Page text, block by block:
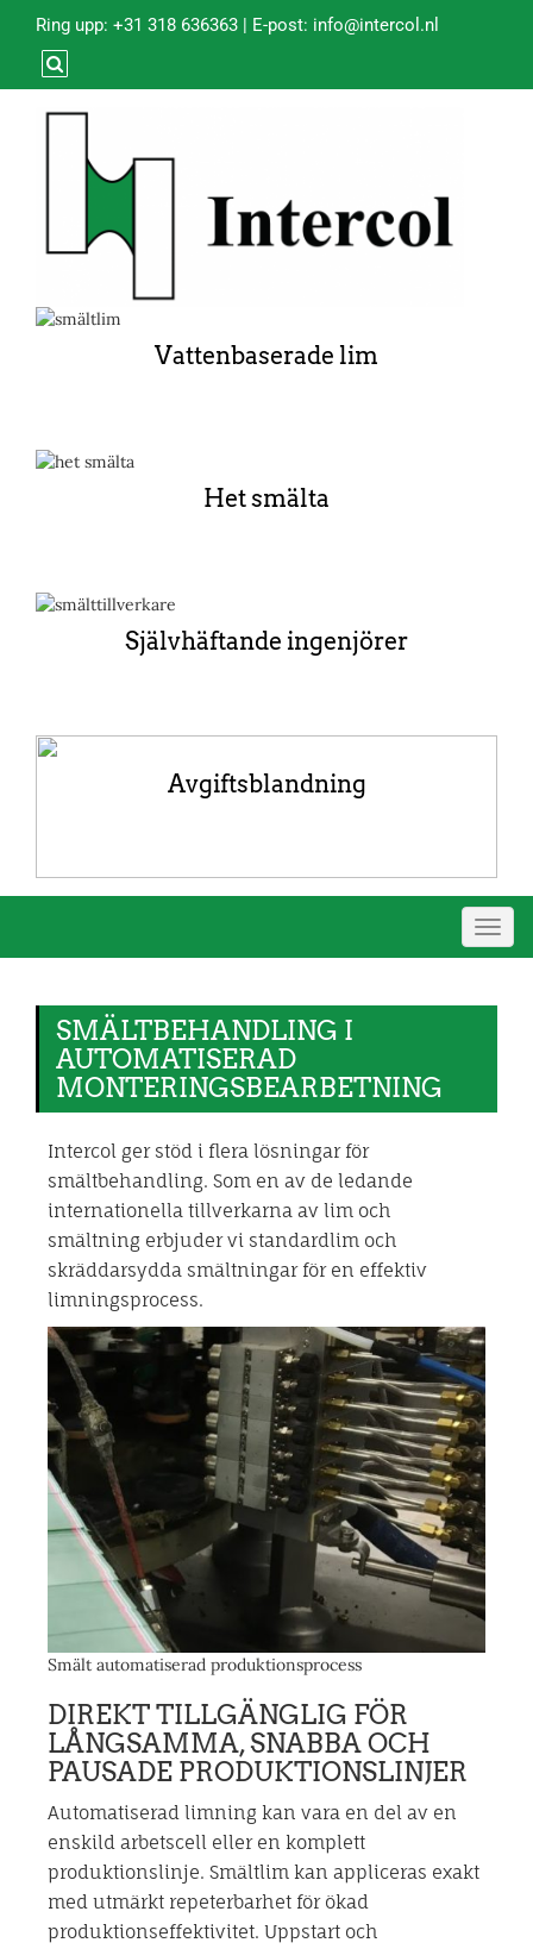
Ring upp: +31 318 636363 | E-post: info@intercol.nl
Vattenbaserade lim
Het smälta
Självhäftande ingenjörer
Avgiftsblandning
Växla
SMÄLTBEHANDLING I
AUTOMATISERAD
MONTERINGSBEARBETNING
Intercol ger stöd i flera lösningar för
smältbehandling. Som en av de ledande
internationella tillverkarna av lim och
smältning erbjuder vi standardlim och
skräddarsydda smältningar för en effektiv
limningsprocess.
Smält automatiserad produktionsprocess
DIREKT TILLGÄNGLIG FÖR
LÅNGSAMMA, SNABBA OCH
PAUSADE PRODUKTIONSLINJER
Automatiserad limning kan vara en del av en
enskild arbetscell eller en komplett
produktionslinje. Smältlim kan appliceras exakt
med utmärkt repeterbarhet för ökad
produktionseffektivitet. Uppstart och